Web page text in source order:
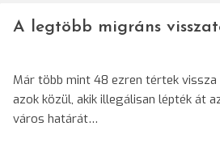
A legtöbb migráns
Már több mint 48 ezren tértek vissza
azok közül, akik illegálisan lépték át
város határát…